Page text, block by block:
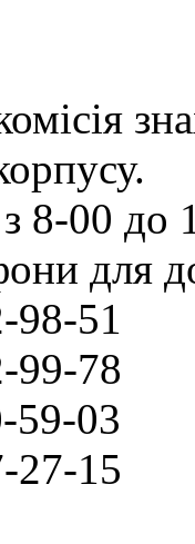
8-00 до
для
98-51
99-78
59-03
27-15